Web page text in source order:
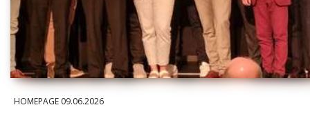
HOMEPAGE 09.06.2026